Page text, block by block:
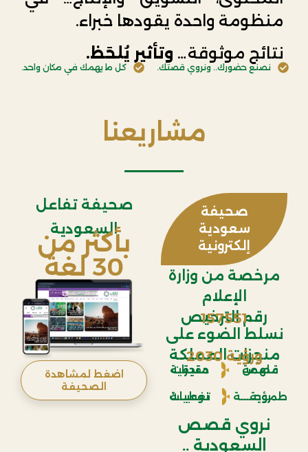
منظومة واحدة يقودها خبراء.
نتائج موثوقة… وتأثير يُلحَظ.
نصنع حضورك.. ونروي قصتك. كل ما يهمك في مكان واحد.
مشاريعنا
صحيفة
سعودية
إلكترونية
مرخصة من وزارة
الإعلام
رقم الترخيص
157551
نسلط الضوء على
منجزات المملكة
ورؤية 2030
قصص ملهمة منجزات حقيقية
رؤية طموحـــــة تغطيات نوعيـــة
نروي قصص
السعودية ..
صحيفة تفاعل
السعودية
بأكثر من
30 لغة
اضغط لمشاهدة
الصحيفة